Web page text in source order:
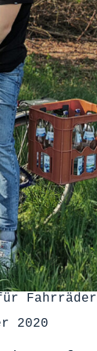
Fahrräder
2020